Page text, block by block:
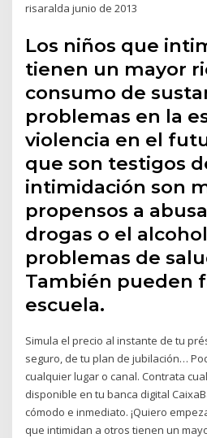
risaralda junio de 2013
Los niños que
tienen un mayor
consumo de
problemas en la
violencia en el
que son testigos
intimidación son
propensos a
drogas o el
problemas de
También pueden
escuela.
Simula el precio al instante de tu
seguro, de tu plan de jubilación…
cualquier lugar o canal. Contrata
disponible en tu banca digital
cómodo e inmediato. ¡Quiero
que intimidan a otros tienen un